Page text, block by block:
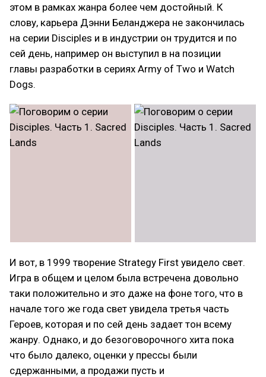
этом в рамках жанра более чем достойный. К
слову, карьера Дэнни Беланджера не закончилась
на серии Disciples и в индустрии он трудится и по
сей день, например он выступил в на позиции
главы разработки в сериях Army of Two и Watch
Dogs.
И вот, в 1999 творение Strategy First увидело свет.
Игра в общем и целом была встречена довольно
таки положительно и это даже на фоне того, что в
начале того же года свет увидела третья часть
Героев, которая и по сей день задает тон всему
жанру. Однако, и до безоговорочного хита пока
что было далеко, оценки у прессы были
сдержанными, а продажи пусть и